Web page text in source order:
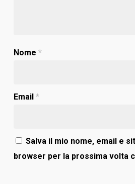
Nome *
Email *
Salva il mio nome, email e
browser per la prossima volta